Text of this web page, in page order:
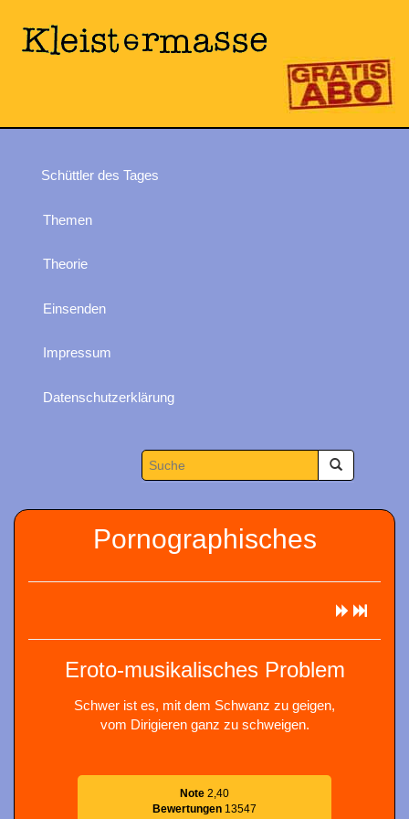
Schüttler des Tages
Themen
Theorie
Einsenden
Impressum
Datenschutzerklärung
Pornographisches
Eroto-musikalisches Problem
Schwer ist es, mit dem Schwanz zu geigen,
vom Dirigieren ganz zu schweigen.
Note2,40
Bewertungen13547